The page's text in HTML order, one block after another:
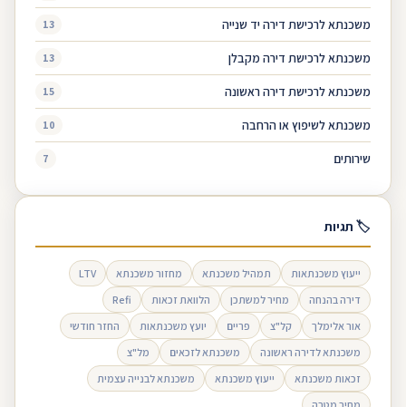
משכנתא לרכישת דירה יד שנייה 13
משכנתא לרכישת דירה מקבלן 13
משכנתא לרכישת דירה ראשונה 15
משכנתא לשיפוץ או הרחבה 10
שירותים 7
🏷 תגיות
ייעוץ משכנתאות תמהיל משכנתא מחזור משכנתא
LTV
דירה בהנחה
מחיר למשתכן הלוואת זכאות
Refi
אור אלימלך
קל"צ פריים יועץ משכנתאות
החזר חודשי
משכנתא לדירה ראשונה
משכנתא לזכאים
מל"צ
זכאות משכנתא
ייעוץ משכנתא
משכנתא לבנייה עצמית